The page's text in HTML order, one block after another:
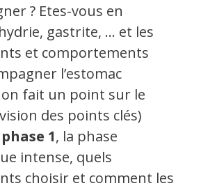
? Etes-vous en
gastrite, … et les
et comportements
l’estomac
on fait un point sur le
des points clés)
1, la phase
intense, quels
choisir et comment les